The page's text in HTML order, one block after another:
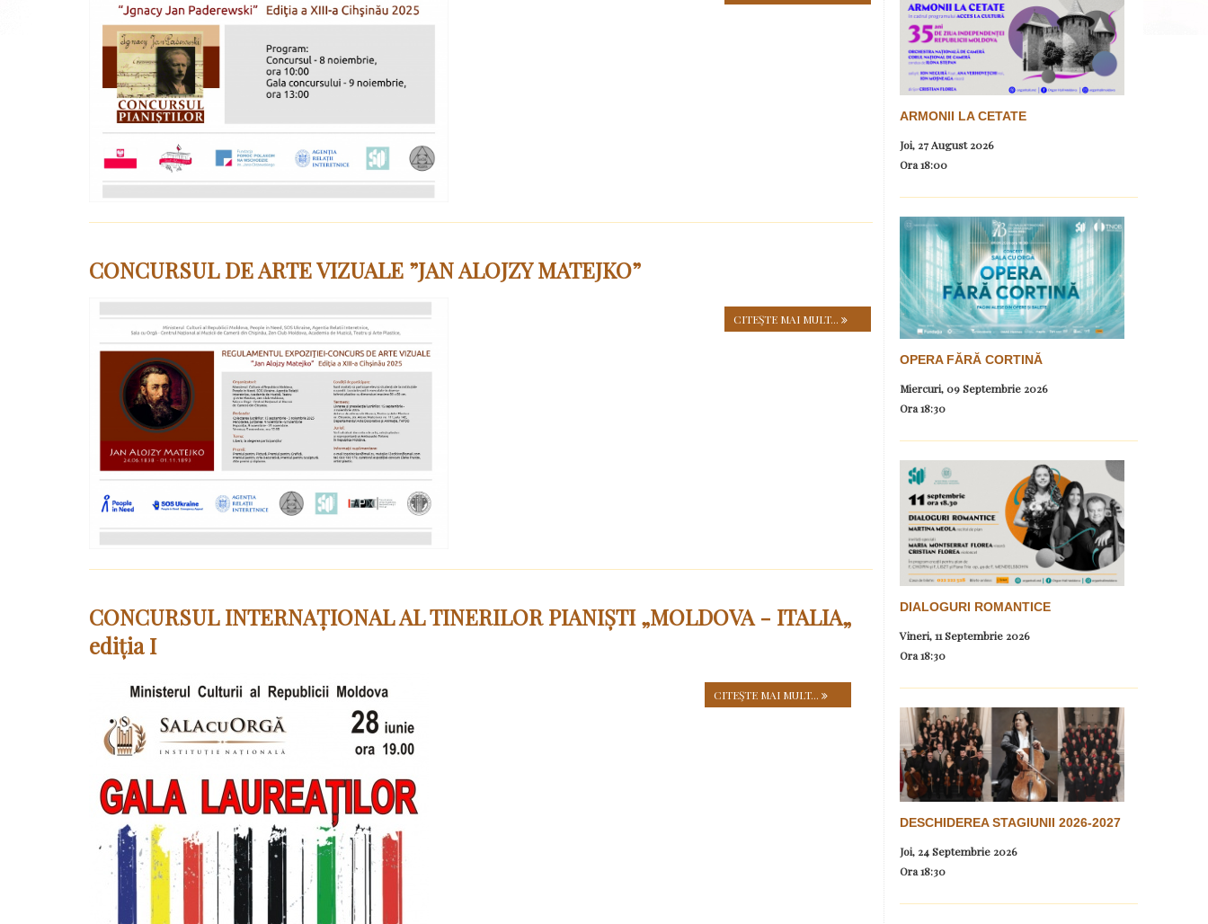
CONCURSUL DE ARTE VIZUALE ”JAN ALOJZY MATEJKO”
CITEŞTE MAI MULT...
CONCURSUL INTERNAȚIONAL AL TINERILOR PIANIȘTI „MOLDOVA - ITALIA„
ediția I
CITEŞTE MAI MULT...
ARMONII LA CETATE
Joi, 27 August 2026
Ora18:00
OPERA FĂRĂ CORTINĂ
Miercuri, 09 Septembrie 2026
Ora18:30
DIALOGURI ROMANTICE
Vineri, 11 Septembrie 2026
Ora18:30
DESCHIDEREA STAGIUNII 2026-2027
Joi, 24 Septembrie 2026
Ora18:30